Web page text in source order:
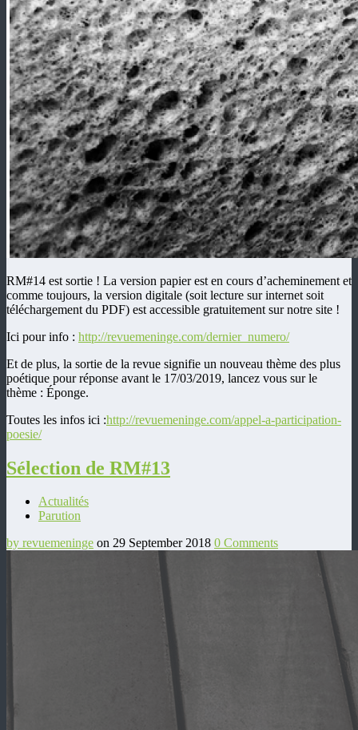
RM#14 est sortie ! La version papier est en cours d’acheminement et
comme toujours, la version digitale (soit lecture sur internet soit
téléchargement du PDF) est accessible gratuitement sur notre site !
Ici pour info : http://revuemeninge.com/dernier_numero/
Et de plus, la sortie de la revue signifie un nouveau thème des plus
poétique pour réponse avant le 17/03/2019, lancez vous sur le
thème : Éponge.
Toutes les infos ici :http://revuemeninge.com/appel-a-participation-
poesie/
Sélection de RM#13
Actualités
Parution
by revuemeninge on 29 September 2018 0 Comments